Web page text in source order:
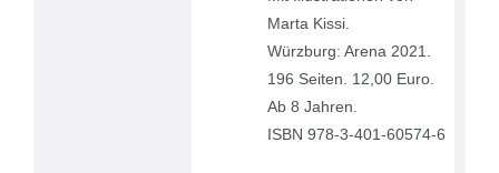
Marta Kissi.
Würzburg: Arena 2021.
196 Seiten. 12,00 Euro.
Ab 8 Jahren.
ISBN 978-3-401-60574-6